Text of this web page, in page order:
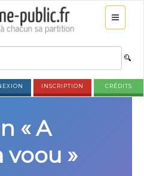
INSCRIPTION CRÉDITS
« A
»